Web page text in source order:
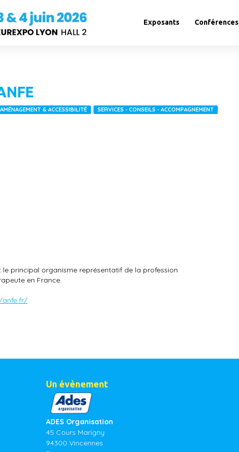
Exposants Conférences
AMÉNAGEMENT & ACCESSIBILITÉ SERVICES - CONSEILS - ACCOMPAGNEMENT
le principal organisme représentatif de la profession
en France.
anfe.fr/
Un évènement
ADES Organisation
45 Cours Marigny
94300 Vincennes